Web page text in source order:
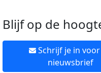
Blijf op de
Schrijf je in
nieuwsbrief